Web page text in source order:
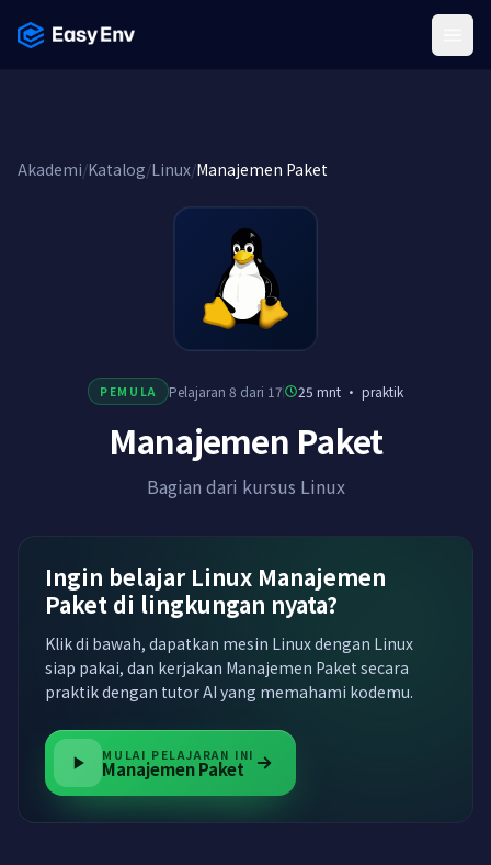
Akademi/Katalog/Linux/Manajemen Paket
PEMULA Pelajaran 8 dari 17 25 mnt· praktik
Manajemen Paket
Bagian dari kursus Linux
Ingin belajar Linux Manajemen
Paket di lingkungan nyata?
Klik di bawah, dapatkan mesin Linux dengan Linux
siap pakai, dan kerjakan Manajemen Paket secara
praktik dengan tutor AI yang memahami kodemu.
MULAI PELAJARAN INI
Manajemen Paket